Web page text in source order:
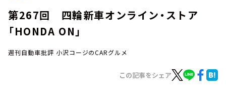
第267回 四輪新車オンライン・ストア
「HONDA ON」
週刊自動車批評 小沢コージのCARグルメ
この記事をシェア